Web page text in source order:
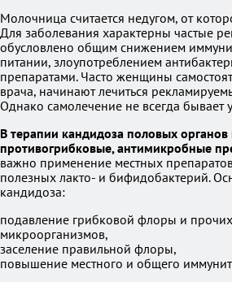
Молочница считается недугом, от
Для заболевания характерны частые
обусловлено общим снижением
питании, злоупотреблением
препаратами. Часто женщины
врача, начинают лечиться
Однако самолечение не всегда бывает
В терапии кандидоза половых органов
противогрибковые, антимикробные
важно применение местных
полезных лакто- и бифидобактерий.
кандидоза:
подавление грибковой флоры и
микроорганизмов,
заселение правильной флоры,
повышение местного и общего